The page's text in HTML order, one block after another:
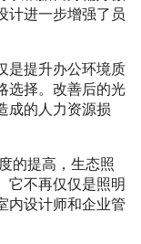
计进一步增强了员
是提升办公环境质
选择。改善后的光
成的人力资源损
的提高，生态照
它不再仅仅是照明
内设计师和企业管